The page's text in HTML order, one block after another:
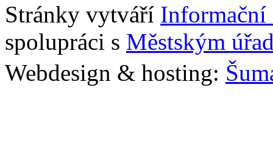
Stránky vytváří Informační
spolupráci s Městským
Webdesign & hosting: